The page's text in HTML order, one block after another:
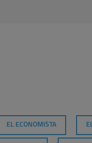
EL ECONOMISTA